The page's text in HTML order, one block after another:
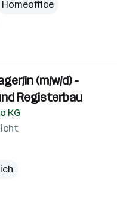
Homeoffice
in (m/w/d) -
Registerbau
KG